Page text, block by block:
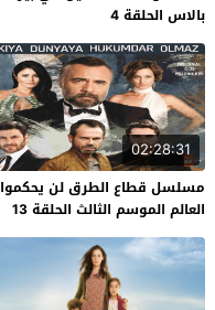
بالاس الحلقة 4
02:28:31
مسلسل قطاع الطرق لن يحكموا
العالم الموسم الثالث الحلقة 13